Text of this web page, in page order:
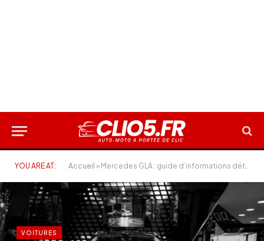
YOU ARE AT: Accueil » Mercedes GLA : guide d’informations déterminantes pour bien la choisir
VOITURES